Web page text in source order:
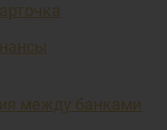
между банками